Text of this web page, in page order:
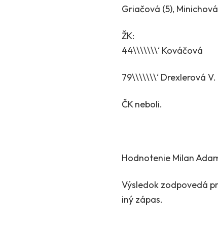
Griačová (5), Minichová
ŽK:
44\\\\\\\‘ Kováčová
79\\\\\\\‘ Drexlerová V.
ČK neboli.
Hodnotenie Milan
Výsledok zodpovedá
iný zápas.